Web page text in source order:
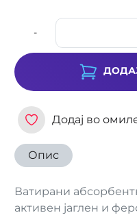
-
Додај во
Опис
Ватирани
активен јаглен и